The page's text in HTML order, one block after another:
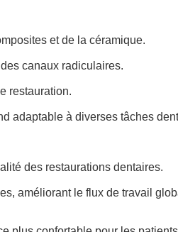
et de la céramique.
canaux radiculaires.
restauration.
adaptable à diverses tâches
des restaurations dentaires.
améliorant le flux de travail